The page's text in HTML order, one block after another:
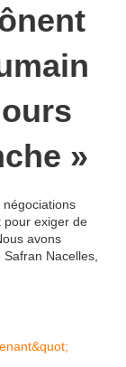
»
pour exiger de
avons
Nacelles,